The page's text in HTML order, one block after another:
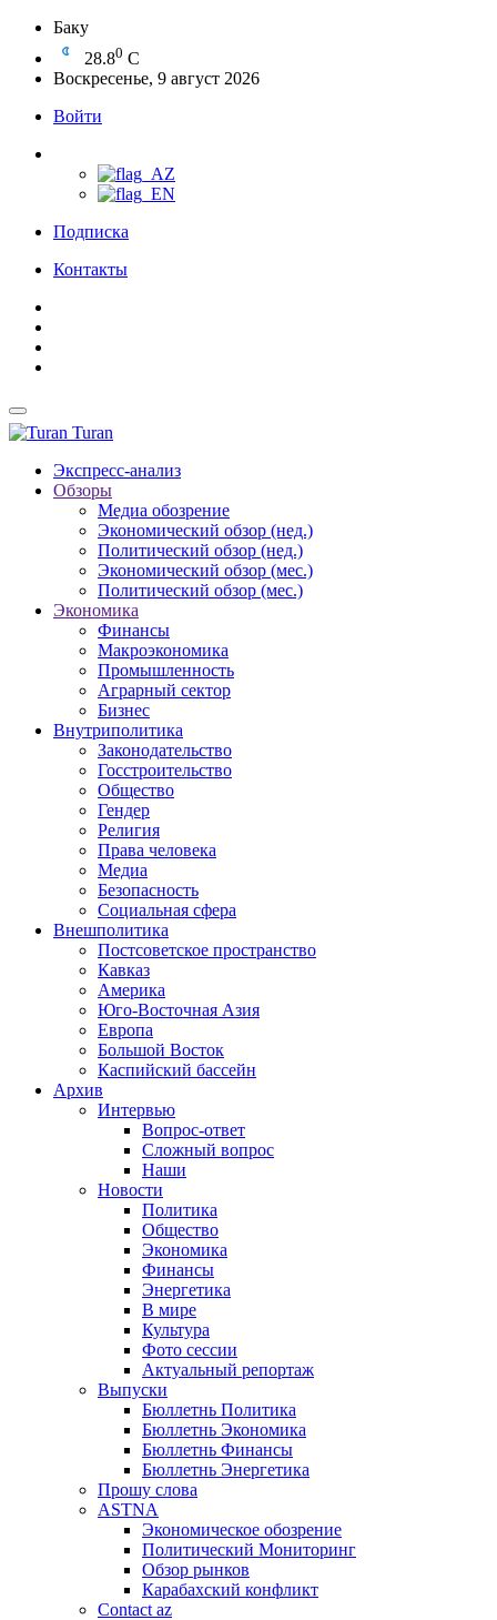
Баку
28.80 C
Воскресенье, 9 август 2026
Войти
Подписка
Контакты
Turan
Экспресс-анализ
Обзоры
Медиа обозрение
Экономический обзор (нед.)
Политический обзор (нед.)
Экономический обзор (мес.)
Политический обзор (мес.)
Экономика
Финансы
Макроэкономика
Промышленность
Аграрный сектор
Бизнес
Внутриполитика
Законодательство
Госстроительство
Общество
Гендер
Религия
Права человека
Медиа
Безопасность
Социальная сфера
Внешполитика
Постсоветское пространство
Кавказ
Америка
Юго-Восточная Азия
Европа
Большой Восток
Каспийский бассейн
Архив
Интервью
Вопрос-ответ
Сложный вопрос
Наши
Новости
Политика
Общество
Экономика
Финансы
Энергетика
В мире
Культура
Фото сессии
Актуальный репортаж
Выпуски
Бюллетнь Политика
Бюллетнь Экономика
Бюллетнь Финансы
Бюллетнь Энергетика
Прошу слова
ASTNA
Экономическое обозрение
Политический Мониторинг
Обзор рынков
Карабахский конфликт
Contact az